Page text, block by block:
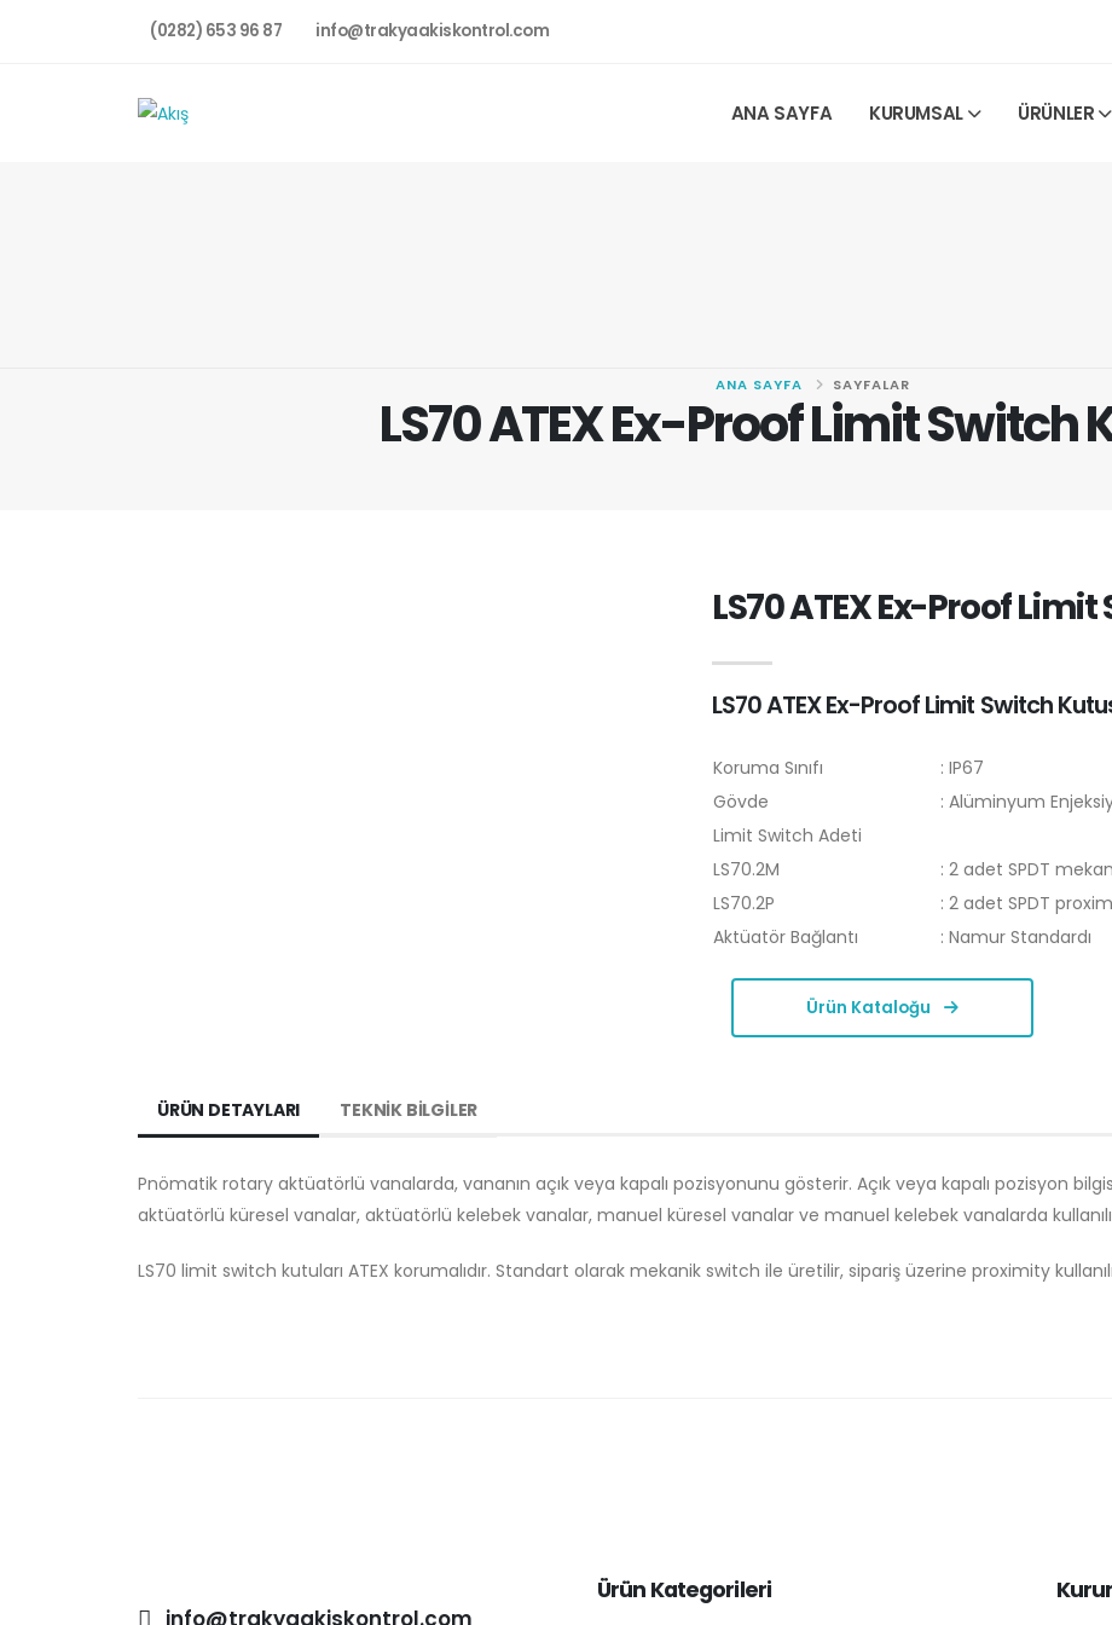
(0282) 653 96 87 info@trakyaakiskontrol.com
ANA SAYFA KURUMSAL ÜRÜNLER
LS70 ATEX Ex-Proof Limit Switch
ANA SAYFA SAYFALAR
LS70 ATEX Ex-Proof
LS70 ATEX Ex-Proof Limit Switch
Koruma Sınıfı
: IP67
Gövde
: Alüminyum
Limit Switch Adeti
LS70.2M
: 2 adet SPDT
LS70.2P
: 2 adet SPDT
Aktüatör Bağlantı
: Namur Standardı
Ürün Kataloğu
ÜRÜN DETAYLARI TEKNİK BİLGİLER
Pnömatik rotary aktüatörlü vanalarda, vananın açık veya kapalı pozisyonunu gösterir. Açık veya kapalı pozisyon
aktüatörlü küresel vanalar, aktüatörlü kelebek vanalar, manuel küresel vanalar ve manuel kelebek vanalarda
LS70 limit switch kutuları ATEX korumalıdır. Standart olarak mekanik switch ile üretilir, sipariş üzerine proximity
info@trakyaakiskontrol.com
Ürün Kategorileri